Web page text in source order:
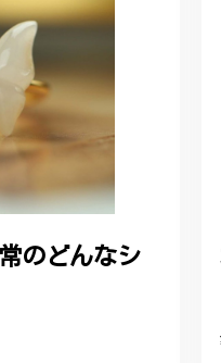
回答下さり、信頼できるシ
客様にご満足いただけたこ
引き続きどうぞよろしくお願
のどんなシ